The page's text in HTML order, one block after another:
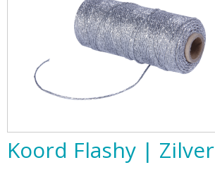
Koord Flashy | Zilver